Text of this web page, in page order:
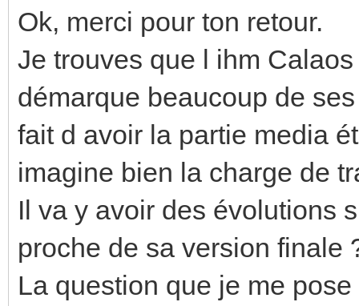
Ok, merci pour ton retour.
Je trouves que l ihm
démarque beaucoup de
fait d avoir la partie media
imagine bien la charge de
Il va y avoir des évolutions
proche de sa version finale
La question que je me